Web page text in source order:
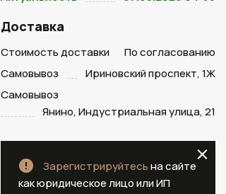
Доставка
Стоимость доставки
По согласованию
Самовывоз
Ириновский проспект, 1Ж
Самовывоз
Янино, Индустриальная улица, 21
Зарегистрируйтесьна сайте
как юридическое лицо или ИП